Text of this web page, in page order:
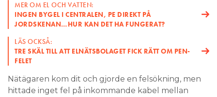
– Man skulle inte ha spänningssatt värmarna, det
var det stora problemet här. Man skulle inte ha gått
vidare i instruktionen, säger Anna Collin.
Enligt Vattenfall har händelseutredningen lett till
att instruktioner, arbetssätt och roller förtydligats.
MER OM EL OCH VATTEN:
INGEN BYGEL I CENTRALEN, PE DIREKT PÅ
JORDSKENAN…HUR KAN DET HA FUNGERAT?
LÄS OCKSÅ:
TRE SKÄL TILL ATT ELNÄTSBOLAGET FICK RÄTT OM PEN-
FELET
Nätägaren kom dit och gjorde en felsökning, men
hittade inget fel på inkommande kabel mellan